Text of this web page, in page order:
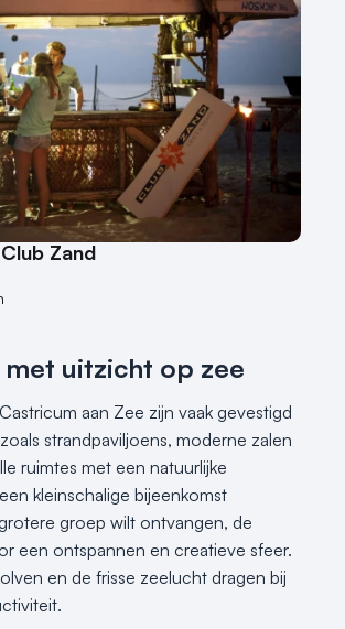
locatie
Zand
uitzicht op zee
aan Zee zijn vaak gevestigd
strandpaviljoens, moderne zalen
ruimtes met een natuurlijke
kleinschalige bijeenkomst
groep wilt ontvangen, de
een ontspannen en creatieve sfeer.
en de frisse zeelucht dragen bij